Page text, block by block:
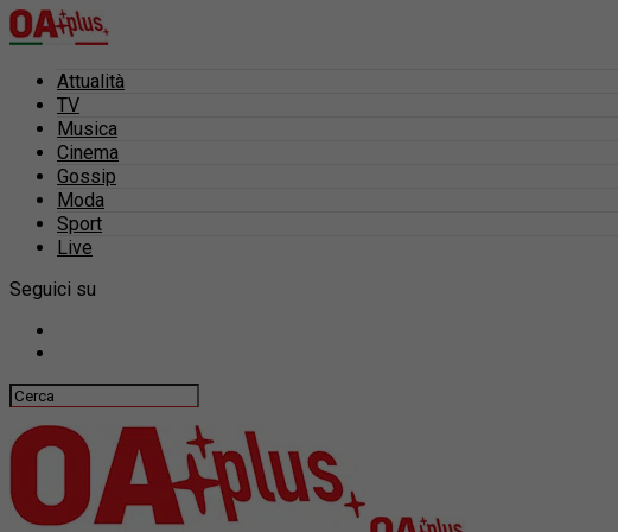
Attualità
TV
Musica
Cinema
Gossip
Moda
Sport
Live
Seguici su